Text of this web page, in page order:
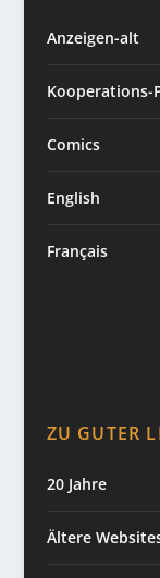
Anzeigen-alt
Comics
English
Français
ZU GUTER
20 Jahre
Ältere